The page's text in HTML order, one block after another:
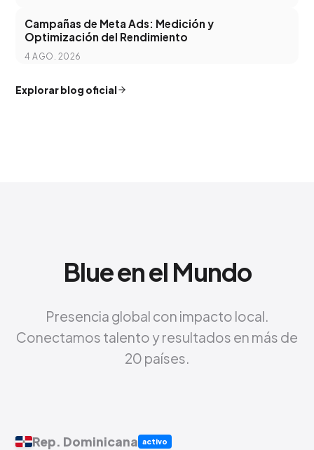
Campañas de Meta Ads: Medición y
Optimización del Rendimiento
4 AGO. 2026
Explorar blog oficial
Blue en el Mundo
Presencia global con impacto local.
Conectamos talento y resultados en más de
20 países.
Rep. Dominicana activo